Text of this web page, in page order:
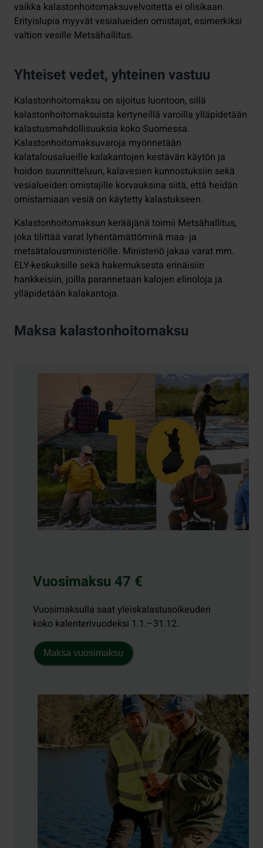
vaikka kalastonhoitomaksuvelvoitetta ei olisikaan.
Erityislupia myyvät vesialueiden omistajat, esimerkiksi
valtion vesille Metsähallitus.
Yhteiset vedet, yhteinen vastuu
Kalastonhoitomaksu on sijoitus luontoon, sillä
kalastonhoitomaksuista kertyneillä varoilla ylläpidetään
kalastusmahdollisuuksia koko Suomessa.
Kalastonhoitomaksuvaroja myönnetään
kalatalousalueille kalakantojen kestävän käytön ja
hoidon suunnitteluun, kalavesien kunnostuksiin sekä
vesialueiden omistajille korvauksina siitä, että heidän
omistamiaan vesiä on käytetty kalastukseen.
Kalastonhoitomaksun kerääjänä toimii Metsähallitus,
joka tilittää varat lyhentämättöminä maa- ja
metsätalousministeriölle. Ministeriö jakaa varat mm.
ELY-keskuksille sekä hakemuksesta erinäisiin
hankkeisiin, joilla parannetaan kalojen elinoloja ja
ylläpidetään kalakantoja.
Maksa kalastonhoitomaksu
Vuosimaksu 47 €
Vuosimaksulla saat yleiskalastusoikeuden
koko kalenterivuodeksi 1.1.–31.12.
Maksa vuosimaksu